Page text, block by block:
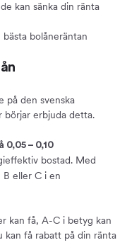
kan sänka din ränta
bolåneräntan
på den svenska
börjar erbjuda detta.
0,05 – 0,10
bostad. Med
eller C i en
kan få, A-C i betyg kan
kan få rabatt på din ränta